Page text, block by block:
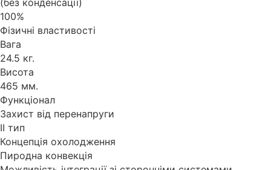
100%
Фізичні властивості
Вага
24.5 кг.
Висота
465 мм.
Функціонал
Захист від перенапруги
II тип
Концепція охолодження
Пиродна конвекція